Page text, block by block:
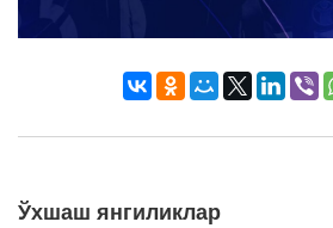
Ўхшаш янгиликлар